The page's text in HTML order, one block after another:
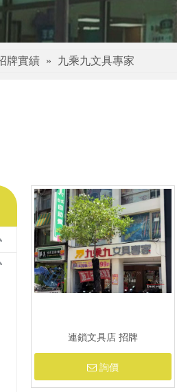
牌實績 » 九乘九文具專家
連鎖文具店 招牌
詢價